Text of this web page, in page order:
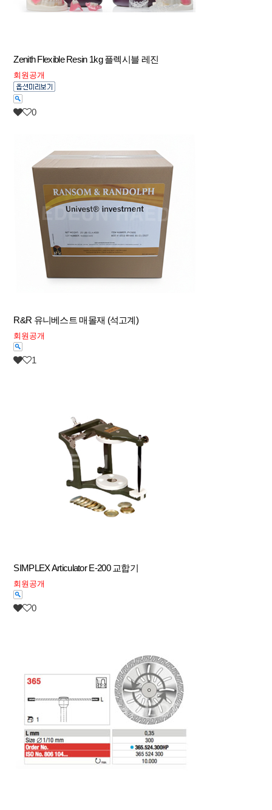
Zenith Flexible Resin 1kg 플렉시블 레진
회원공개
0
R&R 유니베스트 매몰재 (석고계)
회원공개
1
SIMPLEX Articulator E-200 교합기
회원공개
0